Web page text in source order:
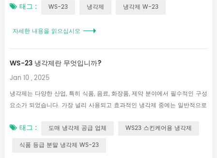
낌이 더 강해집니다. WS-517: 시원한 느낌이 입 뒤쪽에서 터져 목 부분까지
속됩니다. WS-10 아이스크림에 사용되는 냉각제로서 투명한 무색의 황색
치약, 구강 제품, 방향제, 스킨 크림, 면도 크림, 샴푸, 자외선 차단제, 샤워 크
림. 3. 식품: 제...
태그 : WS-23 냉각제 냉각제 W-23
자세한 내용을 읽으십시오
WS-23 냉각제란 무엇입니까?
Jan 10 , 2025
냉각제는 다양한 산업, 특히 식품, 음료, 화장품, 제약 분야에서 필수적인 구성
요소가 되었습니다. 가장 널리 사용되고 효과적인 냉각제 중에는 일반적으로
는 것으로 알려진 화합물인 WS-233이 있습니다. 여기서는 WS-23 냉각제
태그 : 도매 냉각제 공급 업체
WS23 스킨케어용 냉각제
식품 등급 분말 냉각제 WS-23